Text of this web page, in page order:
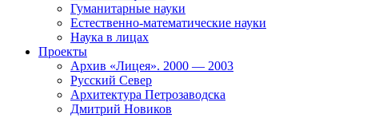
Гуманитарные науки
Естественно-математические науки
Наука в лицах
Проекты
Архив «Лицея». 2000 — 2003
Русский Север
Архитектура Петрозаводска
Дмитрий Новиков